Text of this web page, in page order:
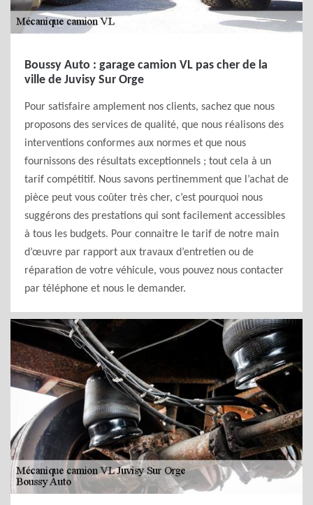
Boussy Auto : garage camion VL pas cher de la
ville de Juvisy Sur Orge
Pour satisfaire amplement nos clients, sachez que nous
proposons des services de qualité, que nous réalisons des
interventions conformes aux normes et que nous
fournissons des résultats exceptionnels ; tout cela à un
tarif compétitif. Nous savons pertinemment que l’achat de
pièce peut vous coûter très cher, c’est pourquoi nous
suggérons des prestations qui sont facilement accessibles
à tous les budgets. Pour connaitre le tarif de notre main
d’œuvre par rapport aux travaux d’entretien ou de
réparation de votre véhicule, vous pouvez nous contacter
par téléphone et nous le demander.